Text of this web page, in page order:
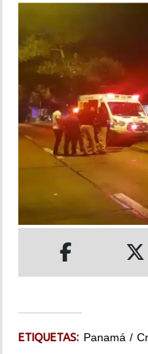
POLÍTICA
SHOW
DEPORTES
MUNDO
IMPRESO
ETIQUETAS: Panamá